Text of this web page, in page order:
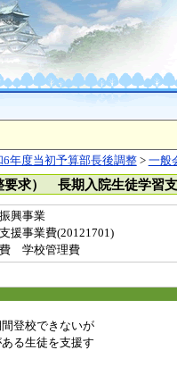
6年度当初予算部長後調整> 一般
要求） 長期入院生徒学習
興事業
援事業費(20121701)
学校管理費
登校できないが
る生徒を支援す